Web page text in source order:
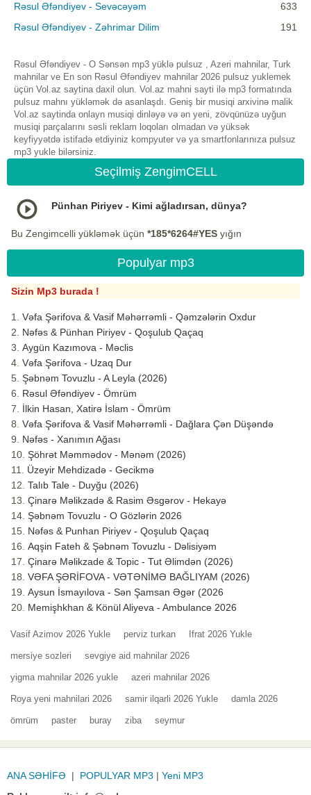
Rəsul Əfəndiyev - Sevəcəyəm
633
Rəsul Əfəndiyev - Zəhrimar Dilim
191
Rəsul Əfəndiyev - O Sənsən mp3 yüklə pulsuz , Azeri mahnilar, Turk
mahnilar ve En son Rəsul Əfəndiyev mahnilar 2026 pulsuz yuklemek
üçün Vol.az saytina daxil olun. Vol.az mahni sayti ilə mp3 formatında
pulsuz mahnı yükləmək də asanlaşdı. Geniş bir musiqi arxivinə malik
Vol.az saytinda onlayn musiqi dinləyə və ən yeni, zövqünüzə uyğun
musiqi parçalarını səsli reklam loqoları olmadan və yüksək
keyfiyyətdə istifadə etdiyiniz kompyuter və ya smartfonlarınıza pulsuz
mp3 yukle bilərsiniz.
Seçilmiş ZengimCELL
Pünhan Piriyev - Kimi ağladırsan, dünya?
Bu Zengimcelli yükləmək üçün *185*6264#YES yığın
Populyar mp3
Sizin Mp3 burada !
Vəfa Şərifova & Vasif Məhərrəmli - Qəmzələrin Oxdur
Nəfəs & Pünhan Piriyev - Qoşulub Qaçaq
Aygün Kazımova - Məclis
Vəfa Şərifova - Uzaq Dur
Şəbnəm Tovuzlu - A Leyla (2026)
Rəsul Əfəndiyev - Ömrüm
İlkin Hasan, Xatirə İslam - Ömrüm
Vəfa Şərifova & Vasif Məhərrəmli - Dağlara Çən Düşəndə
Nəfəs - Xanımın Ağası
Şöhrət Məmmədov - Mənəm (2026)
Üzeyir Mehdizadə - Gecikmə
Talıb Tale - Duyğu (2026)
Çinarə Məlikzadə & Rasim Əsgərov - Hekayə
Şəbnəm Tovuzlu - O Gözlərin 2026
Nəfəs & Punhan Piriyev - Qoşulub Qaçaq
Aqşin Fateh & Şəbnəm Tovuzlu - Dəlisiyəm
Çinarə Məlikzade & Topic - Tut Əlimdən (2026)
VƏFA ŞƏRİFOVA - VƏTƏNİMƏ BAĞLIYAM (2026)
Aysun İsmayılova - Sən Şamsan Əgər (2026
Memişhkhan & Könül Aliyeva - Ambulance 2026
Vasif Azimov 2026 Yukle perviz turkan Ifrat 2026 Yukle
mersiye sozleri sevgiye aid mahnilar 2026
yigma mahnilar 2026 yukle azeri mahnilar 2026
Roya yeni mahnilari 2026 samir ilqarli 2026 Yukle damla 2026
ömrüm paster buray ziba seymur
ANA SƏHİFƏ | POPULYAR MP3 | Yeni MP3